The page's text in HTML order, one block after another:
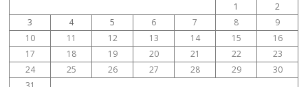
1
2
3
4 5 6 7 8
9
10
11 12 13 14 15
16
17
18 19 20 21 22
23
24
25 26 27 28 29
30